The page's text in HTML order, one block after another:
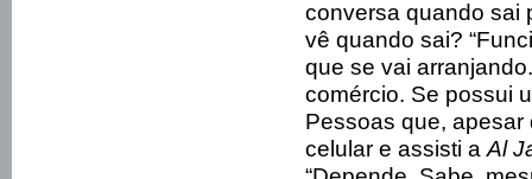
conversa quando sai
vê quando sai?
que se vai
comércio. Se possui
Pessoas que,
celular e assisti a Al